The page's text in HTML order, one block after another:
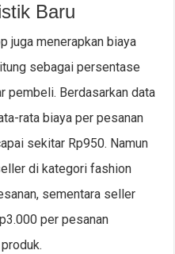
Baru
juga menerapkan biaya
sebagai persentase
pembeli. Berdasarkan data
rata biaya per pesanan
sekitar Rp950. Namun
di kategori fashion
sementara seller
per pesanan